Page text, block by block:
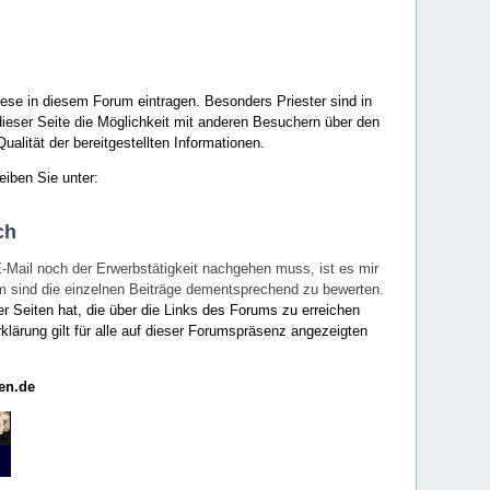
in diesem Forum eintragen. Besonders Priester sind in
Seite die Möglichkeit mit anderen Besuchern über den
der bereitgestellten Informationen.
Sie unter:
noch der Erwerbstätigkeit nachgehen muss, ist es mir
die einzelnen Beiträge dementsprechend zu bewerten.
Seiten hat, die über die Links des Forums zu erreichen
gilt für alle auf dieser Forumspräsenz angezeigten